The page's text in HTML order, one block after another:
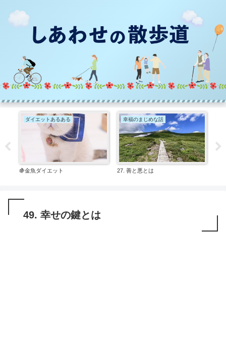
ダイエットあるある
🍇金魚ダイエット
幸福のまじめな話
27. 善と悪とは
49. 幸せの鍵とは